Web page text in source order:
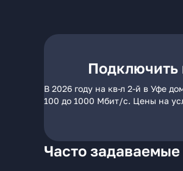
Подключить
В 2026 году на кв-л 2-й в Уфе
100 до 1000 Мбит/с. Цены на
Часто